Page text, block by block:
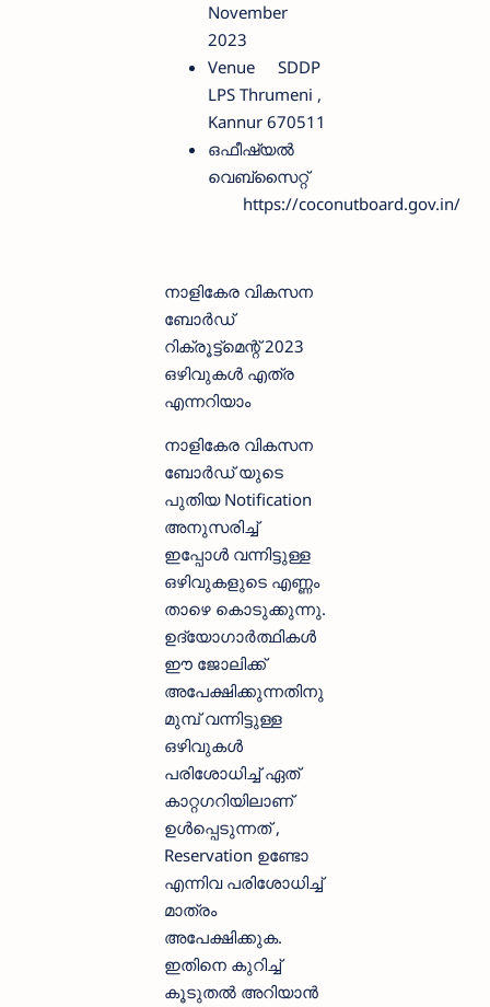
November
2023
Venue
SDDP
LPS Thrumeni ,
Kannur 670511
ഒഫീഷ്യല്‍
വെബ്സൈറ്റ്
https://coconutboard.gov.in/
നാളികേര വികസന
ബോര്‍ഡ്
റിക്രൂട്ട്മെന്റ് 2023
ഒഴിവുകള്‍ എത്ര
എന്നറിയാം
നാളികേര വികസന
ബോര്‍ഡ് യുടെ
പുതിയ Notification
അനുസരിച്ച്
ഇപ്പോള്‍ വന്നിട്ടുള്ള
ഒഴിവുകളുടെ എണ്ണം
താഴെ കൊടുക്കുന്നു.
ഉദ്യോഗാര്‍ത്ഥികള്‍
ഈ ജോലിക്ക്
അപേക്ഷിക്കുന്നതിനു
മുമ്പ് വന്നിട്ടുള്ള
ഒഴിവുകള്‍
പരിശോധിച്ച് ഏത്
കാറ്റഗറിയിലാണ്
ഉള്‍പ്പെടുന്നത് ,
Reservation ഉണ്ടോ
എന്നിവ പരിശോധിച്ച്
മാത്രം
അപേക്ഷിക്കുക.
ഇതിനെ കുറിച്ച്
കൂടുതല്‍ അറിയാന്‍